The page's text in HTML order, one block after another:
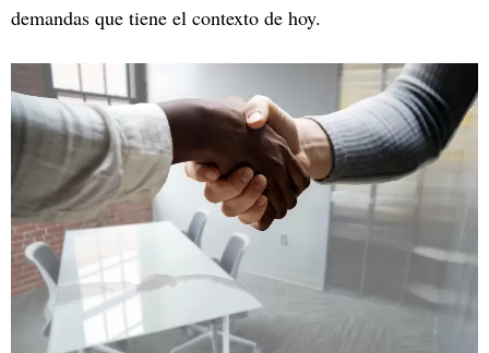
demandas que tiene el contexto de hoy.